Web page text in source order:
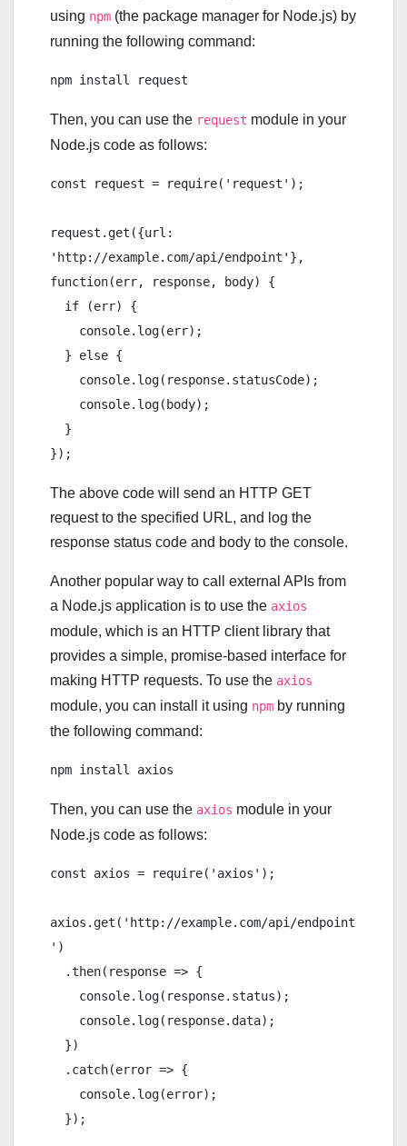
using npm (the package manager for Node.js) by
running the following command:
Then, you can use the request module in your
Node.js code as follows:
const request = require('request');
request.get({url:
'http://example.com/api/endpoint'},
function(err, response, body) {
The above code will send an HTTP GET
request to the specified URL, and log the
response status code and body to the console.
Another popular way to call external APIs from
a Node.js application is to use the axios
module, which is an HTTP client library that
provides a simple, promise-based interface for
making HTTP requests. To use the axios
module, you can install it using npm by running
the following command:
Then, you can use the axios module in your
Node.js code as follows:
const axios = require('axios');
axios.get('http://example.com/api/endpoint
')